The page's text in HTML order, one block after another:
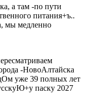
а там -по пути
питания+ъ..
мы медленно
-НовоАлтайска
уже 39 полных лет
паску 2027